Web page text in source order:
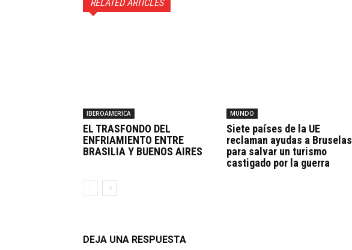
RELATED ARTICLES
IBEROAMERICA
EL TRASFONDO DEL
ENFRIAMIENTO ENTRE
BRASILIA Y BUENOS AIRES
MUNDO
Siete países de la UE
reclaman ayudas a Bruselas
para salvar un turismo
castigado por la guerra
DEJA UNA RESPUESTA